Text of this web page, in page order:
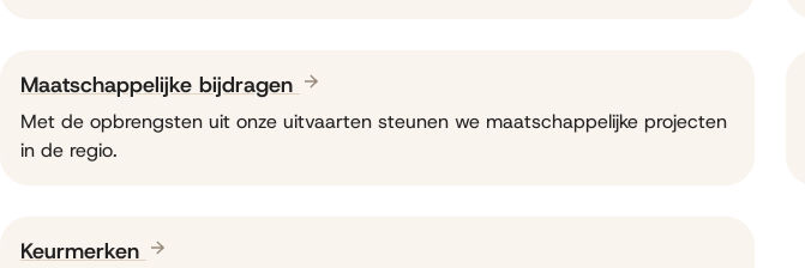
Maatschappelijke bijdragen
Met de opbrengsten uit onze uitvaarten steunen we maatschappelijke projecten
in de regio.
Keurmerken